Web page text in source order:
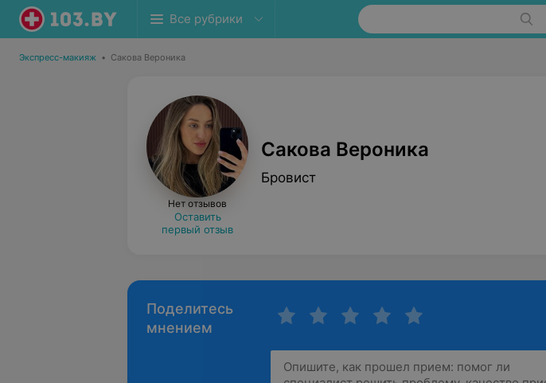
Все рубрики
Экспресс-макияж • Сакова Вероника
Нет отзывов
Оставить
первый отзыв
Сакова Вероника
Бровист
Поделитесь
мнением